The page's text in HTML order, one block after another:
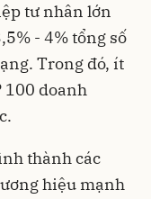
tư nhân lớn
- 4% tổng số
Trong đó, ít
100 doanh
thành các
hiệu mạnh